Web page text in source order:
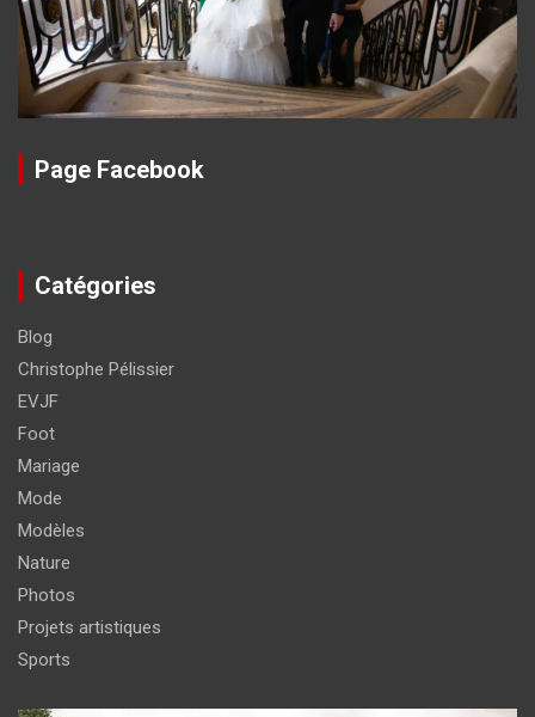
Page Facebook
Catégories
Blog
Christophe Pélissier
EVJF
Foot
Mariage
Mode
Modèles
Nature
Photos
Projets artistiques
Sports